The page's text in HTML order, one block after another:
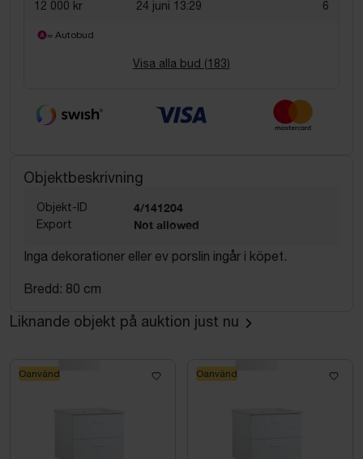
12 000 kr 24 juni 13:29 6
= Autobud
Visa alla bud (183)
Objektbeskrivning
Objekt-ID 4/141204
Export Not allowed
Inga dekorationer eller ev porslin ingår i köpet.
Bredd: 80 cm
Liknande objekt på auktion just nu
Oanvänd Oanvänd